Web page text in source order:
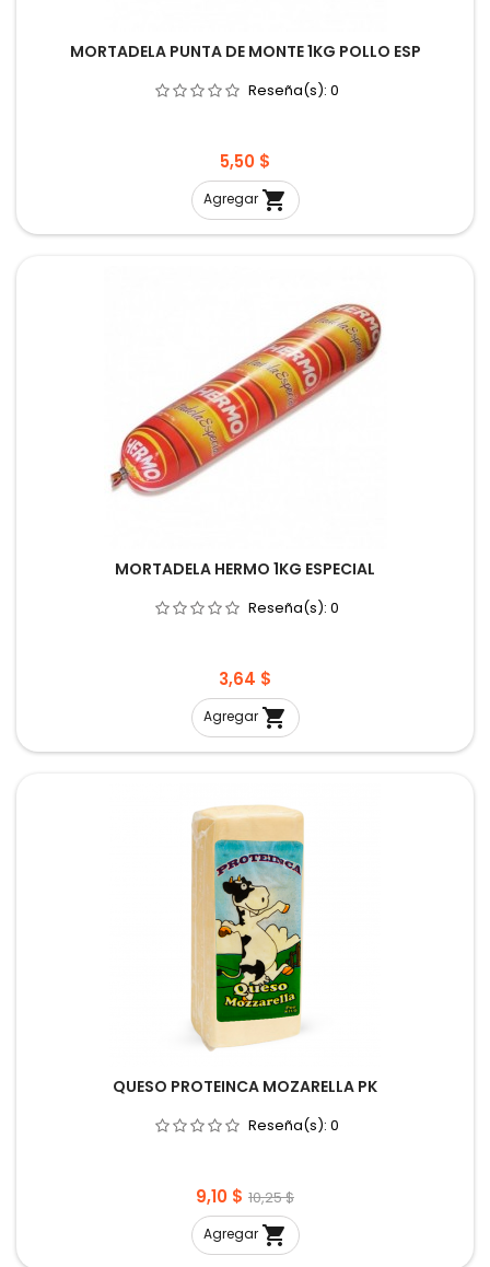
MORTADELA PUNTA DE MONTE 1KG POLLO ESP
Reseña(s): 0
Precio
5,50 $
Agregar 
MORTADELA HERMO 1KG ESPECIAL
Reseña(s): 0
Precio
3,64 $
Agregar 
QUESO PROTEINCA MOZARELLA PK
Reseña(s): 0
Precio
9,10 $ Precio
base
10,25 $
Agregar 